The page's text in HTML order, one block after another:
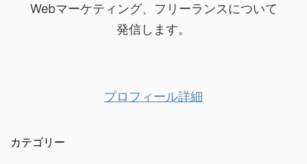
Webマーケティング、フリーランスについて
発信します。
プロフィール詳細
カテゴリー